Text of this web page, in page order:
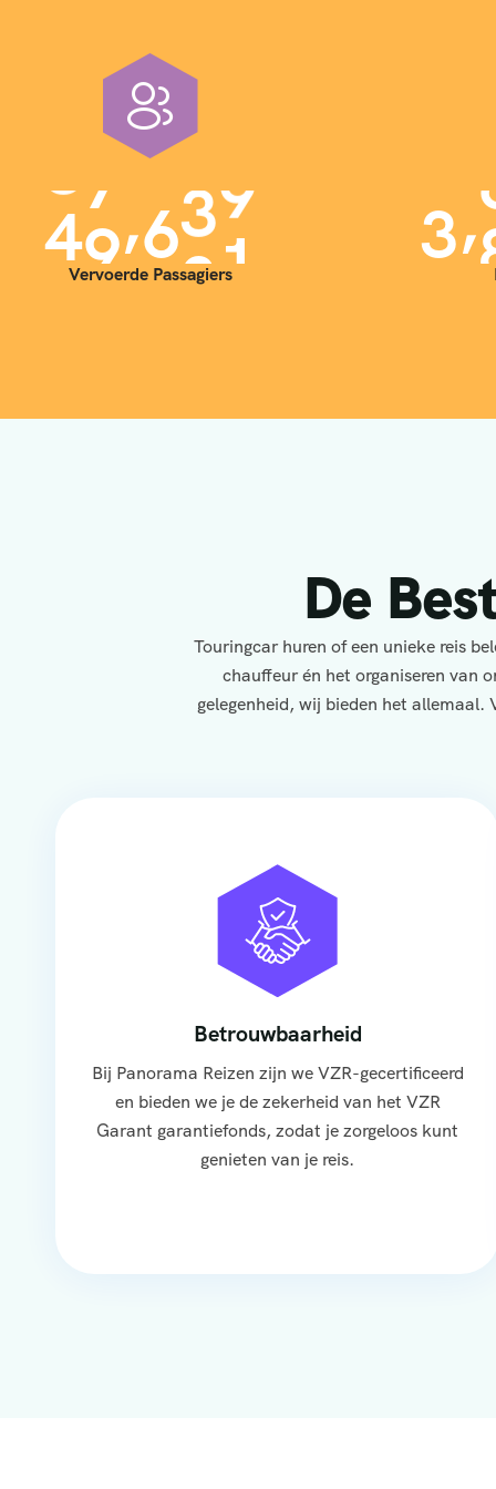
40,000
Vervoerde Passagiers
3,
De
Touringcar huren of een unieke reis
chauffeur én het organiseren van
gelegenheid, wij bieden het allemaal.
Betrouwbaarheid
Bij Panorama Reizen zijn we VZR-gecertificeerd
en bieden we je de zekerheid van het VZR
Garant garantiefonds, zodat je zorgeloos kunt
genieten van je reis.